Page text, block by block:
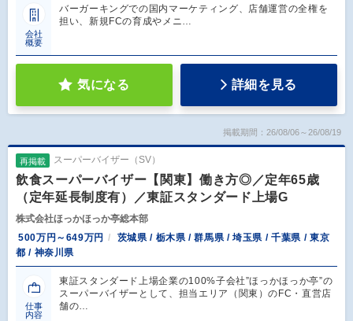
会社
概要
バーガーキングでの国内マーケティング、店舗運営の全権を
担い、新規FCの育成やメニ…
気になる 詳細を見る
掲載期間：26/08/06～26/08/19
再掲載 スーパーバイザー（SV）
飲食スーパーバイザー【関東】働き方◎／定年65歳
（定年延長制度有）／東証スタンダード上場G
株式会社ほっかほっか亭総本部
500万円～649万円
茨城県 / 栃木県 / 群馬県 / 埼玉県 / 千葉県 / 東京
都 / 神奈川県
仕事
内容
東証スタンダード上場企業の100%子会社”ほっかほっか亭”の
スーパーバイザーとして、担当エリア（関東）のFC・直営店
舗の…